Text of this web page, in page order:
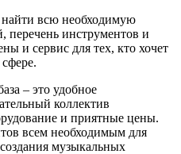
всю необходимую
инструментов и
и сервис для тех, кто хочет
– это удобное
коллектив
и приятные цены.
всем необходимым для
музыкальных